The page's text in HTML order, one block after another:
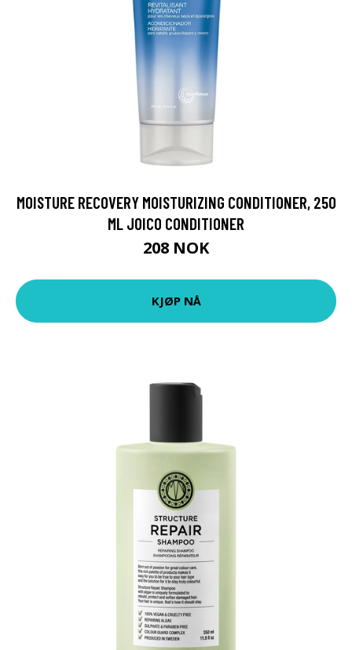
MOISTURE RECOVERY MOISTURIZING CONDITIONER, 250
ML JOICO CONDITIONER
208 NOK
KJØP NÅ